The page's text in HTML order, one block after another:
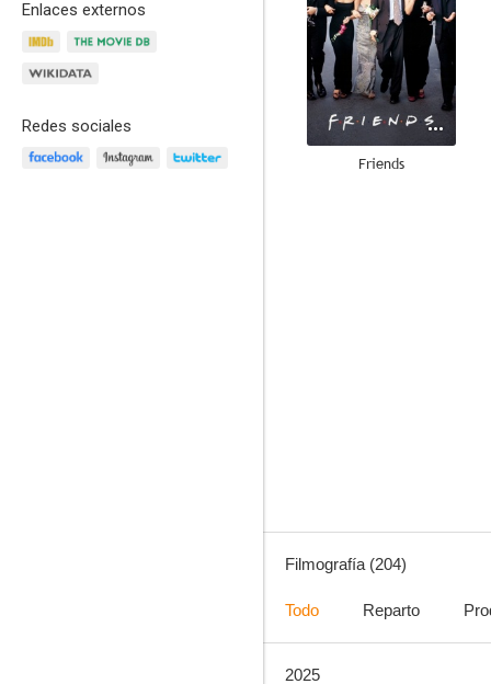
Enlaces externos
Redes sociales
Friends
Filmografía (204)
Todo Reparto
2025